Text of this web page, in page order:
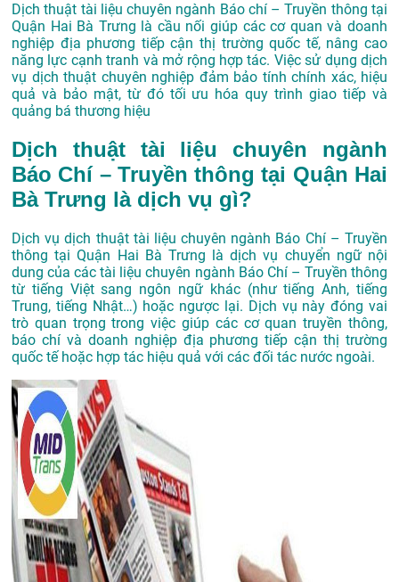
Dịch thuật tài liệu chuyên ngành Báo chí – Truyền thông tại
Quận Hai Bà Trưng là cầu nối giúp các cơ quan và doanh
nghiệp địa phương tiếp cận thị trường quốc tế, nâng cao
năng lực cạnh tranh và mở rộng hợp tác. Việc sử dụng dịch
vụ dịch thuật chuyên nghiệp đảm bảo tính chính xác, hiệu
quả và bảo mật, từ đó tối ưu hóa quy trình giao tiếp và
quảng bá thương hiệu
Dịch thuật tài liệu chuyên ngành
Báo Chí – Truyền thông tại Quận Hai
Bà Trưng là dịch vụ gì?
Dịch vụ dịch thuật tài liệu chuyên ngành Báo Chí – Truyền
thông tại Quận Hai Bà Trưng là dịch vụ chuyển ngữ nội
dung của các tài liệu chuyên ngành Báo Chí – Truyền thông
từ tiếng Việt sang ngôn ngữ khác (như tiếng Anh, tiếng
Trung, tiếng Nhật…) hoặc ngược lại. Dịch vụ này đóng vai
trò quan trọng trong việc giúp các cơ quan truyền thông,
báo chí và doanh nghiệp địa phương tiếp cận thị trường
quốc tế hoặc hợp tác hiệu quả với các đối tác nước ngoài.